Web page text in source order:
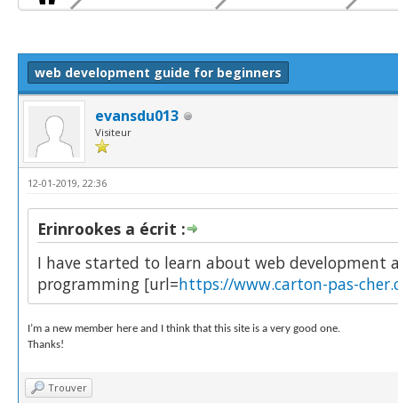
web development guide for beginners
evansdu013
Visiteur
12-01-2019, 22:36
Erinrookes a écrit :
I have started to learn about web
programming [url=https://www.carton-pas-
I’m a new member here and I think that this site is a very good one.
Thanks!
Trouver